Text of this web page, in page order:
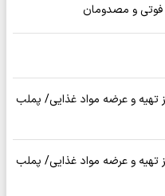
فوتی و مصدومان
تهیه و عرضه مواد غذایی/ پملب
تهیه و عرضه مواد غذایی/ پملب